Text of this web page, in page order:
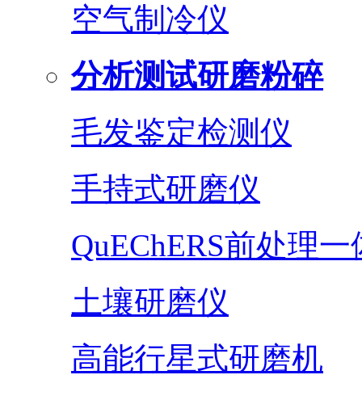
空气制冷仪
分析测试研磨粉碎
毛发鉴定检测仪
手持式研磨仪
QuEChERS前处理一
土壤研磨仪
高能行星式研磨机